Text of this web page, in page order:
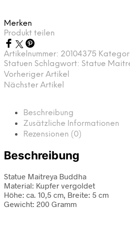
Merken
Produkt teilen
Artikelnummer: 20104375
Statuen Schlagwort: Statue
Vorheriger Artikel
Nächster Artikel
Beschreibung
Zusätzliche Informationen
Rezensionen (0)
Beschreibung
Statue Maitreya Buddha
Material: Kupfer vergoldet
Höhe: ca. 10,5 cm, Breite: 5 cm
Gewicht: 200 Gramm